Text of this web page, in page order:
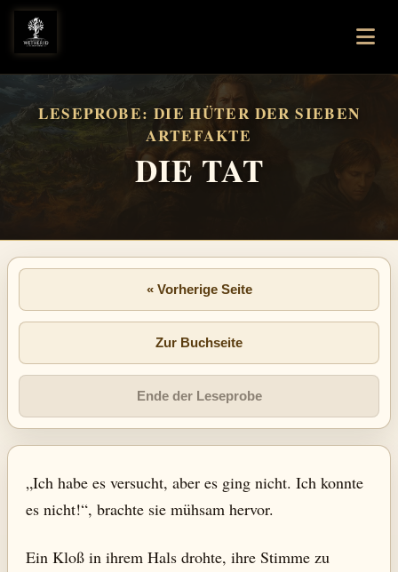
LESEPROBE: DIE HÜTER DER SIEBEN
ARTEFAKTE
DIE TAT
« Vorherige Seite
Zur Buchseite
Ende der Leseprobe
„Ich habe es versucht, aber es ging nicht. Ich konnte
es nicht!“, brachte sie mühsam hervor.
Ein Kloß in ihrem Hals drohte, ihre Stimme zu